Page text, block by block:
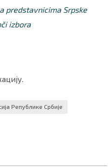
predstavnicima Srpske
izbora
Републике Србије